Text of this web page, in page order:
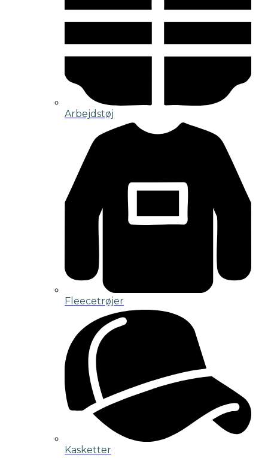
Arbejdstøj
Fleecetrøjer
Kasketter